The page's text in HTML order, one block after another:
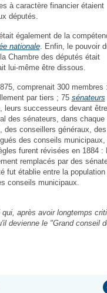
à caractère financier étaient
députés.
également de la
nationale. Enfin, le pouvoir
Chambre des députés était
lui-même être dissous.
comprenait 300 membres
par tiers ; 75 sénateurs
leurs successeurs devant
des sénateurs, dans chaque
des conseillers généraux, des
des conseils municipaux,
furent révisées en 1884 :
remplacés par des
fut établie entre la population
conseils municipaux.
après avoir longtemps
devienne le "Grand conseil